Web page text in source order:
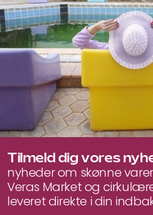
Tilmeld dig vores
nyheder om skønne
Veras Market og
leveret direkte i din